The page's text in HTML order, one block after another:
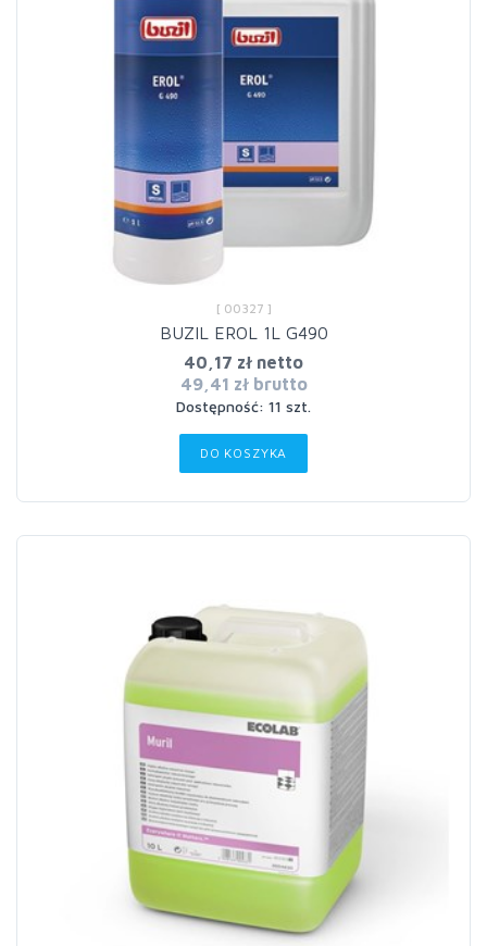
[ 00327 ]
BUZIL EROL 1L G490
40,17 zł netto
49,41 zł brutto
Dostępność: 11 szt.
DO KOSZYKA